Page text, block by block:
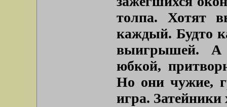
толпа. Хотят
каждый. Будто
выигрышей. А
юбкой,
Но они чужие,
игра. Затейники